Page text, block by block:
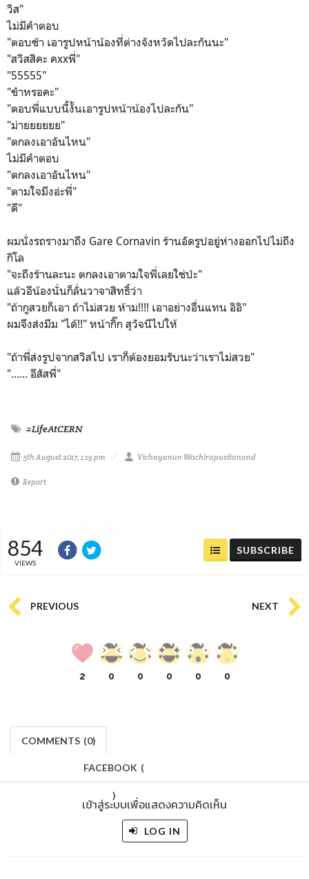
วิส"
ไม่มีคำตอบ
"ตอบช้า เอารูปหน้าน้องที่ต่างจังหวัดไปละกันนะ"
"สวิสสิคะ คxxพี่"
"55555"
"ขำหรอคะ"
"ตอบพี่แบบนี้งั้นเอารูปหน้าน้องไปละกัน"
"ม่ายยยยยย"
"ตกลงเอาอันไหน"
ไม่มีคำตอบ
"ตกลงเอาอันไหน"
"ตามใจมึงอ่ะพี่"
"ดี"
ผมนั่งรถรางมาถึง Gare Cornavin ร้านอัดรูปอยู่ห่างออกไปไม่ถึง
กิโล
"จะถึงร้านละนะ ตกลงเอาตามใจพี่เลยใช่ป่ะ"
แล้วอีน้องนั่นก็ลั่นวาจาสิทธิ์ว่า
"ถ้ากูสวยก็เอา ถ้าไม่สวย ห้าม!!!! เอาอย่างอื่นแทน อิอิ"
ผมจึงส่งมีม "ได้!!" หน้ากิ๊ก สุวัจนีไปให้
"ถ้าพี่ส่งรูปจากสวิสไป เราก็ต้องยอมรับนะว่าเราไม่สวย"
"...... อีสัสพี่"
#LifeAtCERN
5th August 2017, 1:19 pm Vichayanun Wachirapusitanand
Report
854
VIEWS
SUBSCRIBE
PREVIOUS NEXT
2 0 0 0 0 0
COMMENTS (0)
FACEBOOK (
)
เข้าสู่ระบบเพื่อแสดงความคิดเห็น
LOG IN